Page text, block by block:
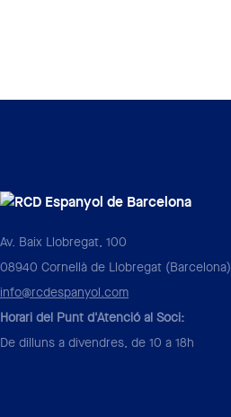
Av. Baix Llobregat, 100
08940 Cornellà de Llobregat (Barcelona)
info@rcdespanyol.com
Horari del Punt d'Atenció al Soci:
De dilluns a divendres, de 10 a 18h